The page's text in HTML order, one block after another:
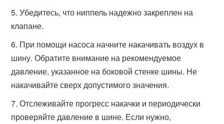
Убедитесь, что ниппель надежно закреплен на
клапане.
При помощи насоса начните накачивать воздух в
шину. Обратите внимание на рекомендуемое
давление, указанное на боковой стенке шины. Не
накачивайте сверх допустимого значения.
Отслеживайте прогресс накачки и периодически
проверяйте давление в шине. Если нужно,